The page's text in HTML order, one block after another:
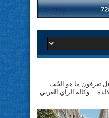
تعرفون ﻣﺎ ﻫﻮ ﺍﻟﺤُﺐ ….
وكالة الراي العربي